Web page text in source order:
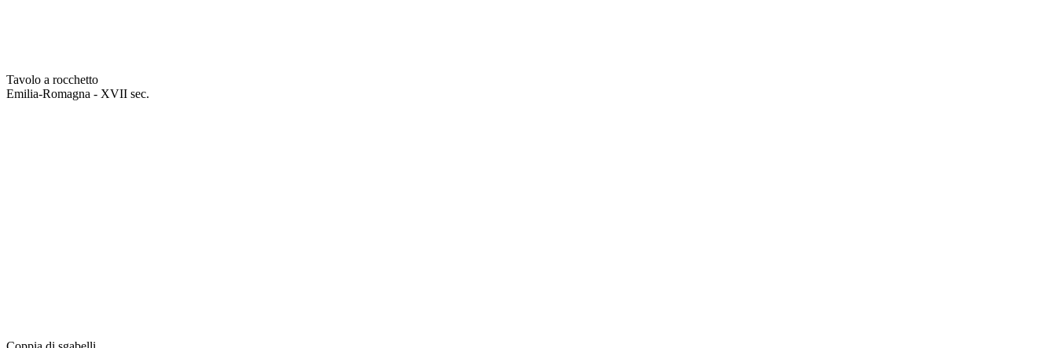
Tavolo a rocchetto
Emilia-Romagna - XVII sec.